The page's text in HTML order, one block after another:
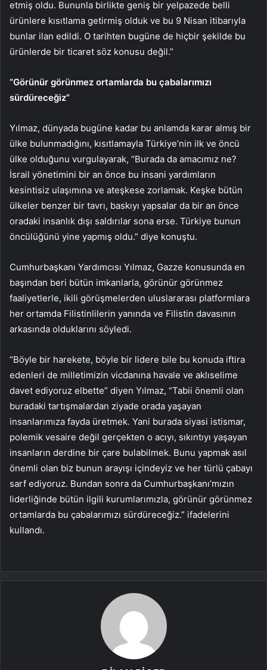
etmiş oldu. Bununla birlikte geniş bir yelpazede belli
ürünlere kısıtlama getirmiş olduk ve bu 9 Nisan itibarıyla
bunlar ilan edildi. O tarihten bugüne de hiçbir şekilde bu
ürünlerde bir ticaret söz konusu değil.”
“Görünür görünmez ortamlarda bu çabalarımızı
sürdüreceğiz”
Yılmaz, dünyada bugüne kadar bu anlamda karar almış bir
ülke bulunmadığını, kısıtlamayla Türkiye’nin ilk ve öncü
ülke olduğunu vurgulayarak, “Burada da amacımız ne?
İsrail yönetimini bir an önce bu insani yardımların
kesintisiz ulaşımına ve ateşkese zorlamak. Keşke bütün
ülkeler benzer bir tavrı, baskıyı yapsalar da bir an önce
oradaki insanlık dışı saldırılar sona erse. Türkiye bunun
öncülüğünü yine yapmış oldu.” diye konuştu.
Cumhurbaşkanı Yardımcısı Yılmaz, Gazze konusunda en
başından beri bütün imkanlarla, görünür görünmez
faaliyetlerle, ikili görüşmelerden uluslararası platformlara
her ortamda Filistinlilerin yanında ve Filistin davasının
arkasında olduklarını söyledi.
“Böyle bir harekete, böyle bir lidere bile bu konuda iftira
edenleri de milletimizin vicdanına havale ve aklıselime
davet ediyoruz elbette” diyen Yılmaz, “Tabii önemli olan
buradaki tartışmalardan ziyade orada yaşayan
insanlarımıza fayda üretmek. Yani burada siyasi istismar,
polemik vesaire değil gerçekten o acıyı, sıkıntıyı yaşayan
insanların derdine bir çare bulabilmek. Bunu yapmak asıl
önemli olan biz bunun arayışı içindeyiz ve her türlü çabayı
sarf ediyoruz. Bundan sonra da Cumhurbaşkanı’mızın
liderliğinde bütün ilgili kurumlarımızla, görünür görünmez
ortamlarda bu çabalarımızı sürdüreceğiz.” ifadelerini
kullandı.